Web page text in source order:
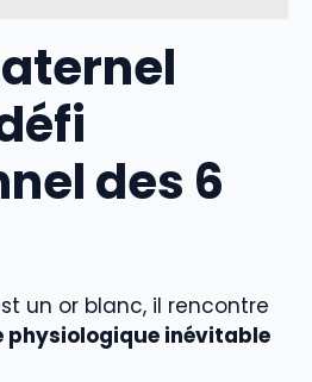
des 6
un or blanc, il rencontre
physiologique inévitable